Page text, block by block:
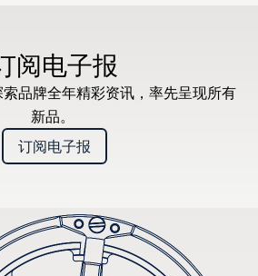
阅电子报
品牌全年精彩资讯，率先呈现所有
新品。
订阅电子报